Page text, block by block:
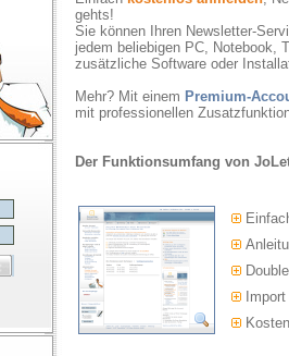
gehts!
Sie können Ihren Newsletter-
jedem beliebigen PC, Notebook,
zusätzliche Software oder
Mehr? Mit einem Premium-
mit professionellen
Der Funktionsumfang von